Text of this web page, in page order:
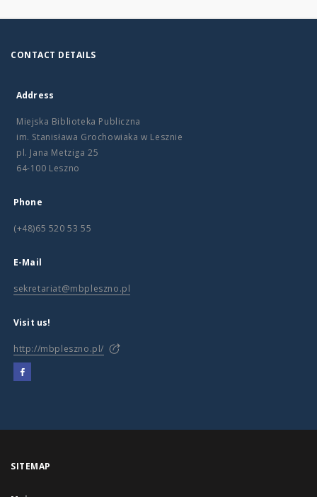
CONTACT DETAILS
Address
Miejska Biblioteka Publiczna
im. Stanisława Grochowiaka w Lesznie
pl. Jana Metziga 25
64-100 Leszno
Phone
(+48)65 520 53 55
E-Mail
sekretariat@mbpleszno.pl
Visit us!
http://mbpleszno.pl/
SITEMAP